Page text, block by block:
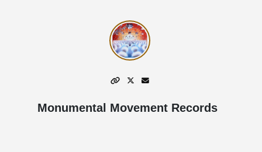
Monumental Movement Records